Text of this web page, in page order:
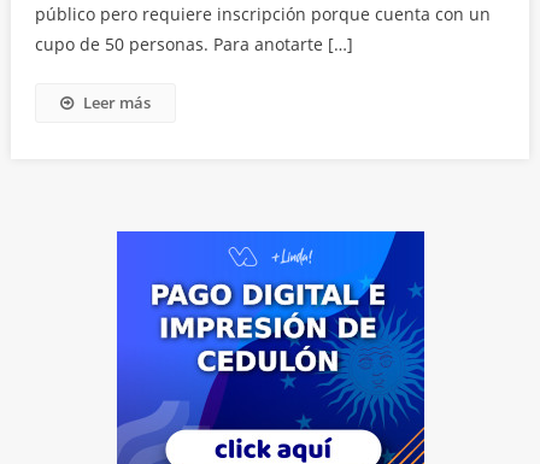
público pero requiere inscripción porque cuenta con un
cupo de 50 personas. Para anotarte […]
Leer más